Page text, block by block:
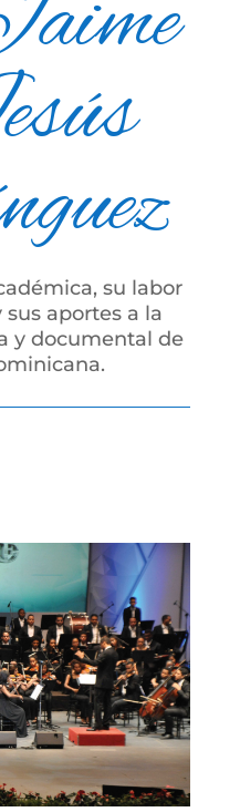
su labor
aportes a la
y documental de